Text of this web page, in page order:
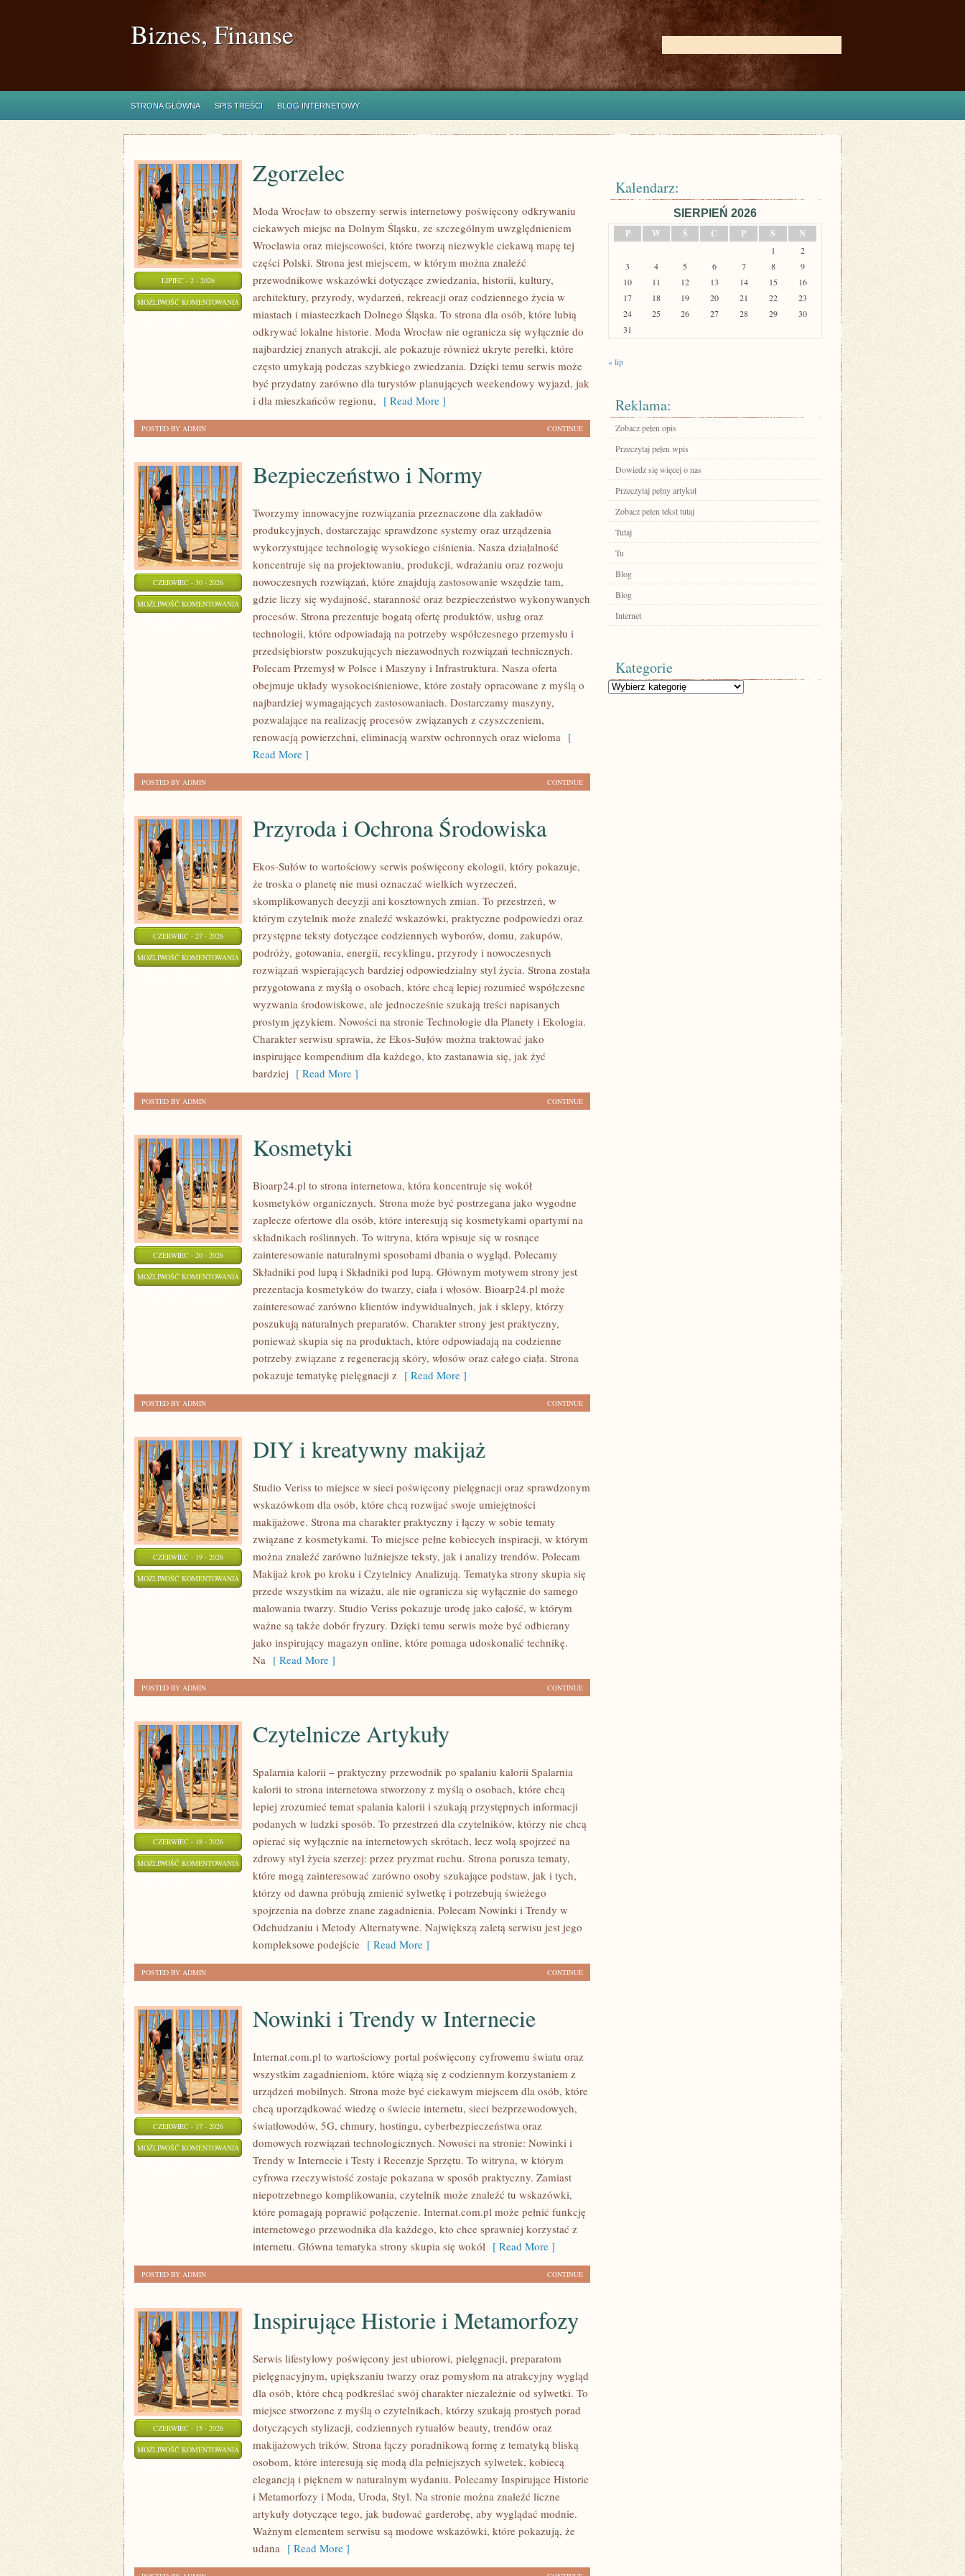
Biznes, Finanse
STRONA GŁÓWNA SPIS TREŚCI BLOG INTERNETOWY
LIPIEC - 2 - 2026
MOŻLIWOŚĆ KOMENTOWANIA ZGORZELEC
Zgorzelec
Moda Wrocław to obszerny serwis internetowy poświęcony odkrywaniu
ciekawych miejsc na Dolnym Śląsku, ze szczególnym uwzględnieniem
Wrocławia oraz miejscowości, które tworzą niezwykle ciekawą mapę tej
części Polski. Strona jest miejscem, w którym można znaleźć
przewodnikowe wskazówki dotyczące zwiedzania, historii, kultury,
architektury, przyrody, wydarzeń, rekreacji oraz codziennego życia w
miastach i miasteczkach Dolnego Śląska. To strona dla osób, które lubią
odkrywać lokalne historie. Moda Wrocław nie ogranicza się wyłącznie do
najbardziej znanych atrakcji, ale pokazuje również ukryte perełki, które
często umykają podczas szybkiego zwiedzania. Dzięki temu serwis może
być przydatny zarówno dla turystów planujących weekendowy wyjazd, jak
i dla mieszkańców regionu, [ Read More ]
CONTINUE
POSTED BY ADMIN
CZERWIEC - 30 - 2026
MOŻLIWOŚĆ KOMENTOWANIA BEZPIECZEŃSTWO
NORMY
Bezpieczeństwo i Normy
Tworzymy innowacyjne rozwiązania przeznaczone dla zakładów
produkcyjnych, dostarczając sprawdzone systemy oraz urządzenia
wykorzystujące technologię wysokiego ciśnienia. Nasza działalność
koncentruje się na projektowaniu, produkcji, wdrażaniu oraz rozwoju
nowoczesnych rozwiązań, które znajdują zastosowanie wszędzie tam,
gdzie liczy się wydajność, staranność oraz bezpieczeństwo wykonywanych
procesów. Strona prezentuje bogatą ofertę produktów, usług oraz
technologii, które odpowiadają na potrzeby współczesnego przemysłu i
przedsiębiorstw poszukujących niezawodnych rozwiązań technicznych.
Polecam Przemysł w Polsce i Maszyny i Infrastruktura. Nasza oferta
obejmuje układy wysokociśnieniowe, które zostały opracowane z myślą o
najbardziej wymagających zastosowaniach. Dostarczamy maszyny,
pozwalające na realizację procesów związanych z czyszczeniem,
renowacją powierzchni, eliminacją warstw ochronnych oraz wieloma [
Read More ]
CONTINUE
POSTED BY ADMIN
CZERWIEC - 27 - 2026
MOŻLIWOŚĆ KOMENTOWANIA PRZYRODA
OCHRONA
ŚRODOWISKA
Przyroda i Ochrona Środowiska
Ekos-Sułów to wartościowy serwis poświęcony ekologii, który pokazuje,
że troska o planetę nie musi oznaczać wielkich wyrzeczeń,
skomplikowanych decyzji ani kosztownych zmian. To przestrzeń, w
którym czytelnik może znaleźć wskazówki, praktyczne podpowiedzi oraz
przystępne teksty dotyczące codziennych wyborów, domu, zakupów,
podróży, gotowania, energii, recyklingu, przyrody i nowoczesnych
rozwiązań wspierających bardziej odpowiedzialny styl życia. Strona została
przygotowana z myślą o osobach, które chcą lepiej rozumieć współczesne
wyzwania środowiskowe, ale jednocześnie szukają treści napisanych
prostym językiem. Nowości na stronie Technologie dla Planety i Ekologia.
Charakter serwisu sprawia, że Ekos-Sułów można traktować jako
inspirujące kompendium dla każdego, kto zastanawia się, jak żyć
bardziej [ Read More ]
CONTINUE
POSTED BY ADMIN
CZERWIEC - 20 - 2026
MOŻLIWOŚĆ KOMENTOWANIA KOSMETYKI
Kosmetyki
Bioarp24.pl to strona internetowa, która koncentruje się wokół
kosmetyków organicznych. Strona może być postrzegana jako wygodne
zaplecze ofertowe dla osób, które interesują się kosmetykami opartymi na
składnikach roślinnych. To witryna, która wpisuje się w rosnące
zainteresowanie naturalnymi sposobami dbania o wygląd. Polecamy
Składniki pod lupą i Składniki pod lupą. Głównym motywem strony jest
prezentacja kosmetyków do twarzy, ciała i włosów. Bioarp24.pl może
zainteresować zarówno klientów indywidualnych, jak i sklepy, którzy
poszukują naturalnych preparatów. Charakter strony jest praktyczny,
ponieważ skupia się na produktach, które odpowiadają na codzienne
potrzeby związane z regeneracją skóry, włosów oraz całego ciała. Strona
pokazuje tematykę pielęgnacji z [ Read More ]
CONTINUE
POSTED BY ADMIN
CZERWIEC - 19 - 2026
MOŻLIWOŚĆ KOMENTOWANIA
KREATYWNY
MAKIJAŻ
DIY i kreatywny makijaż
Studio Veriss to miejsce w sieci poświęcony pielęgnacji oraz sprawdzonym
wskazówkom dla osób, które chcą rozwijać swoje umiejętności
makijażowe. Strona ma charakter praktyczny i łączy w sobie tematy
związane z kosmetykami. To miejsce pełne kobiecych inspiracji, w którym
można znaleźć zarówno luźniejsze teksty, jak i analizy trendów. Polecam
Makijaż krok po kroku i Czytelnicy Analizują. Tematyka strony skupia się
przede wszystkim na wizażu, ale nie ogranicza się wyłącznie do samego
malowania twarzy. Studio Veriss pokazuje urodę jako całość, w którym
ważne są także dobór fryzury. Dzięki temu serwis może być odbierany
jako inspirujący magazyn online, które pomaga udoskonalić technikę.
Na [ Read More ]
CONTINUE
POSTED BY ADMIN
CZERWIEC - 18 - 2026
MOŻLIWOŚĆ KOMENTOWANIA CZYTELNICZE
ARTYKUŁY
Czytelnicze Artykuły
Spalarnia kalorii – praktyczny przewodnik po spalaniu kalorii Spalarnia
kalorii to strona internetowa stworzony z myślą o osobach, które chcą
lepiej zrozumieć temat spalania kalorii i szukają przystępnych informacji
podanych w ludzki sposób. To przestrzeń dla czytelników, którzy nie chcą
opierać się wyłącznie na internetowych skrótach, lecz wolą spojrzeć na
zdrowy styl życia szerzej: przez pryzmat ruchu. Strona porusza tematy,
które mogą zainteresować zarówno osoby szukające podstaw, jak i tych,
którzy od dawna próbują zmienić sylwetkę i potrzebują świeżego
spojrzenia na dobrze znane zagadnienia. Polecam Nowinki i Trendy w
Odchudzaniu i Metody Alternatywne. Największą zaletą serwisu jest jego
kompleksowe podejście [ Read More ]
CONTINUE
POSTED BY ADMIN
CZERWIEC - 17 - 2026
MOŻLIWOŚĆ KOMENTOWANIA NOWINKI
TRENDY
INTERNECIE
Nowinki i Trendy w Internecie
Internat.com.pl to wartościowy portal poświęcony cyfrowemu światu oraz
wszystkim zagadnieniom, które wiążą się z codziennym korzystaniem z
urządzeń mobilnych. Strona może być ciekawym miejscem dla osób, które
chcą uporządkować wiedzę o świecie internetu, sieci bezprzewodowych,
światłowodów, 5G, chmury, hostingu, cyberbezpieczeństwa oraz
domowych rozwiązań technologicznych. Nowości na stronie: Nowinki i
Trendy w Internecie i Testy i Recenzje Sprzętu. To witryna, w którym
cyfrowa rzeczywistość zostaje pokazana w sposób praktyczny. Zamiast
niepotrzebnego komplikowania, czytelnik może znaleźć tu wskazówki,
które pomagają poprawić połączenie. Internat.com.pl może pełnić funkcję
internetowego przewodnika dla każdego, kto chce sprawniej korzystać z
internetu. Główna tematyka strony skupia się wokół [ Read More ]
CONTINUE
POSTED BY ADMIN
CZERWIEC - 15 - 2026
MOŻLIWOŚĆ KOMENTOWANIA INSPIRUJĄCE
HISTORIE
METAMORFOZY
Inspirujące Historie i Metamorfozy
Serwis lifestylowy poświęcony jest ubiorowi, pielęgnacji, preparatom
pielęgnacyjnym, upiększaniu twarzy oraz pomysłom na atrakcyjny wygląd
dla osób, które chcą podkreślać swój charakter niezależnie od sylwetki. To
miejsce stworzone z myślą o czytelnikach, którzy szukają prostych porad
dotyczących stylizacji, codziennych rytuałów beauty, trendów oraz
makijażowych trików. Strona łączy poradnikową formę z tematyką bliską
osobom, które interesują się modą dla pełniejszych sylwetek, kobiecą
elegancją i pięknem w naturalnym wydaniu. Polecamy Inspirujące Historie
i Metamorfozy i Moda, Uroda, Styl. Na stronie można znaleźć liczne
artykuły dotyczące tego, jak budować garderobę, aby wyglądać modnie.
Ważnym elementem serwisu są modowe wskazówki, które pokazują, że
udana [ Read More ]
Kalendarz:
SIERPIEŃ 2026
P
W Ś C P S N
1
2
3
4 5 6 7 8
9
10
11 12 13 14 15
16
17
18 19 20 21 22
23
24
25 26 27 28 29
30
31
« lip
Reklama:
Zobacz pełen opis
Przeczytaj pełen wpis
Dowiedz się więcej o nas
Przeczytaj pełny artykuł
Zobacz pełen tekst tutaj
Tutaj
Tu
Blog
Blog
Internet
Kategorie
Kategorie